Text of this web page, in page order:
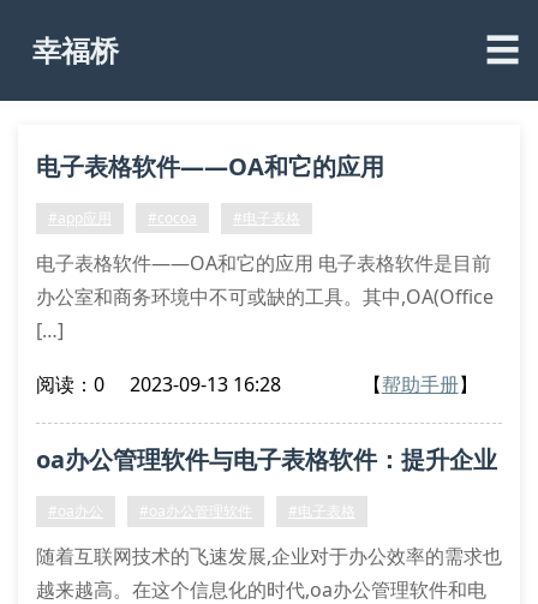
幸福桥 ☰
电子表格软件——OA和它的应用
#app应用 #cocoa #电子表格
电子表格软件——OA和它的应用 电子表格软件是目前
办公室和商务环境中不可或缺的工具。其中,OA(Office
[…]
阅读：0 2023-09-13 16:28 【帮助手册】
oa办公管理软件与电子表格软件：提升企业
工作效率的利器
#oa办公 #oa办公管理软件 #电子表格
随着互联网技术的飞速发展,企业对于办公效率的需求也
越来越高。在这个信息化的时代,oa办公管理软件和电